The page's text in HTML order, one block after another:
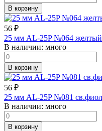
В корзину
56 ₽
25 мм AL-25P №064 желтый
В наличии: много
В корзину
56 ₽
25 мм AL-25P №081
В наличии: много
В корзину